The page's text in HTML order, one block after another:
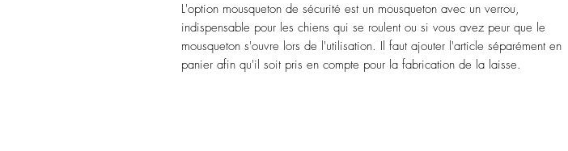
L'option mousqueton de sécurité est un mousqueton avec un verrou,
indispensable pour les chiens qui se roulent ou si vous avez peur que le
mousqueton s'ouvre lors de l'utilisation. Il faut ajouter l'article séparément en
panier afin qu'il soit pris en compte pour la fabrication de la laisse.